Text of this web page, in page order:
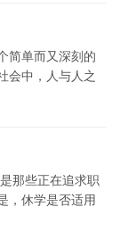
简单而又深刻的
会中，人与人之
那些正在追求职
，休学是否适用